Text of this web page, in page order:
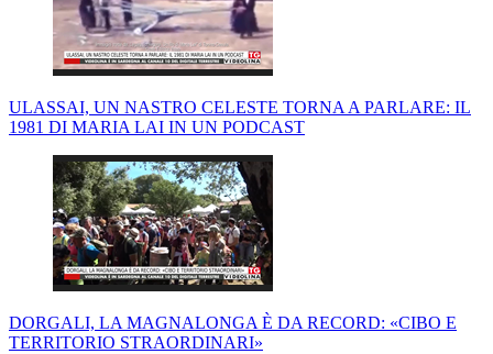
ULASSAI, UN NASTRO CELESTE TORNA A PARLARE: IL
1981 DI MARIA LAI IN UN PODCAST
DORGALI, LA MAGNALONGA È DA RECORD: «CIBO E
TERRITORIO STRAORDINARI»